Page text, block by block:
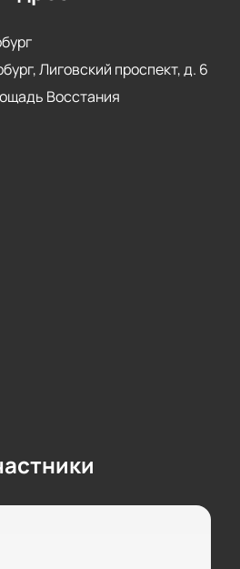
Лиговский проспект, д. 6
Восстания